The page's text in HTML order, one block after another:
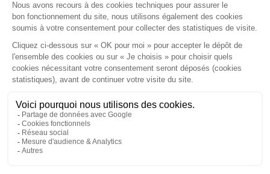
2 bis Avenue de l'Europe
33350 ST MAGNE-DE-CASTILLON
Tél :05 57 55 87 30 - Fax : 05 57 51 73 64
Email :gaucher-piola@gaucher-piola-avocat.fr
NOUS CONTACTER
NOUS LOCALISER